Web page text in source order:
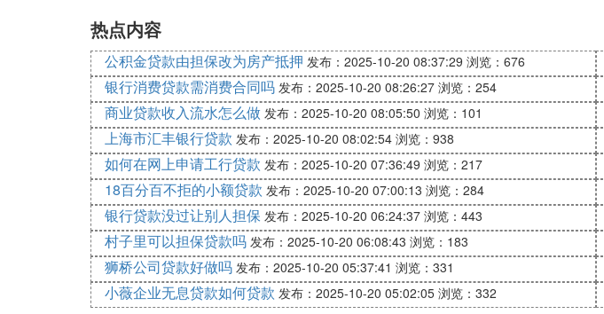
热点内容
公积金贷款由担保改为房产抵押 发布：2025-10-20 08:37:29 浏览：676
银行消费贷款需消费合同吗 发布：2025-10-20 08:26:27 浏览：254
商业贷款收入流水怎么做 发布：2025-10-20 08:05:50 浏览：101
上海市汇丰银行贷款 发布：2025-10-20 08:02:54 浏览：938
如何在网上申请工行贷款 发布：2025-10-20 07:36:49 浏览：217
18百分百不拒的小额贷款 发布：2025-10-20 07:00:13 浏览：284
银行贷款没过让别人担保 发布：2025-10-20 06:24:37 浏览：443
村子里可以担保贷款吗 发布：2025-10-20 06:08:43 浏览：183
狮桥公司贷款好做吗 发布：2025-10-20 05:37:41 浏览：331
小薇企业无息贷款如何贷款 发布：2025-10-20 05:02:05 浏览：332